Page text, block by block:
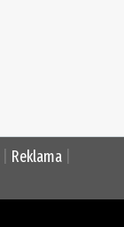
Reklama